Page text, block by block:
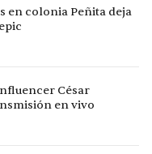
en colonia Peñita deja
César
en vivo